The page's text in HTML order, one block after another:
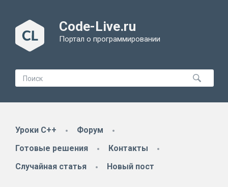
Code-Live.ru
Портал о программировании
Уроки C++
Форум
Готовые решения
Контакты
Случайная статья
Новый пост